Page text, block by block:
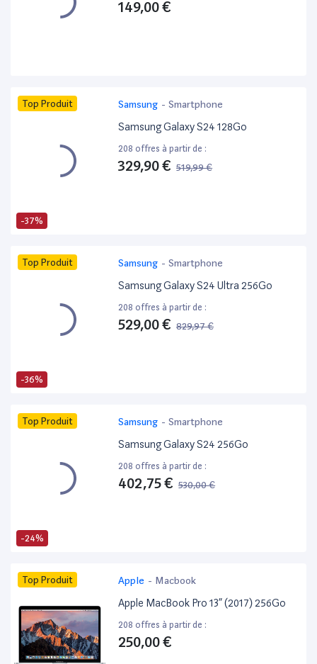
149,00 €
-37%
Top Produit Samsung - Smartphone
Samsung Galaxy S24 128Go
208 offres à partir de :
329,90 € 519,99 €
-36%
Top Produit Samsung - Smartphone
Samsung Galaxy S24 Ultra 256Go
208 offres à partir de :
529,00 € 829,97 €
-24%
Top Produit Samsung - Smartphone
Samsung Galaxy S24 256Go
208 offres à partir de :
402,75 € 530,00 €
Top Produit Apple - Macbook
Apple MacBook Pro 13” (2017) 256Go
208 offres à partir de :
250,00 €